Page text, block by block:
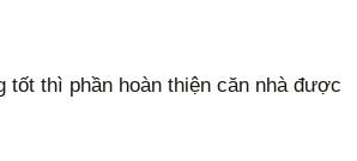
thì phần hoàn thiện căn nhà được